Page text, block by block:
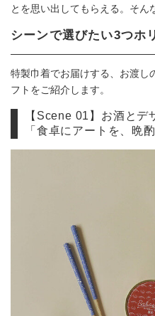
とを思い出してもらえる。そん
シーンで選びたい3つホ
特製巾着でお届けする、お渡し
フトをご紹介します。
【Scene 01】お酒とデ
「食卓にアートを、晩